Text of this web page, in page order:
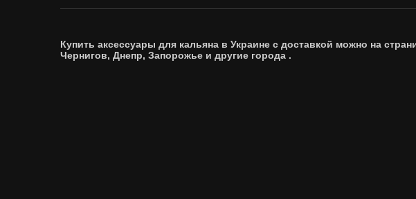
Купить аксессуары для кальяна в Украине с доставкой можно на
Чернигов, Днепр, Запорожье и другие города .